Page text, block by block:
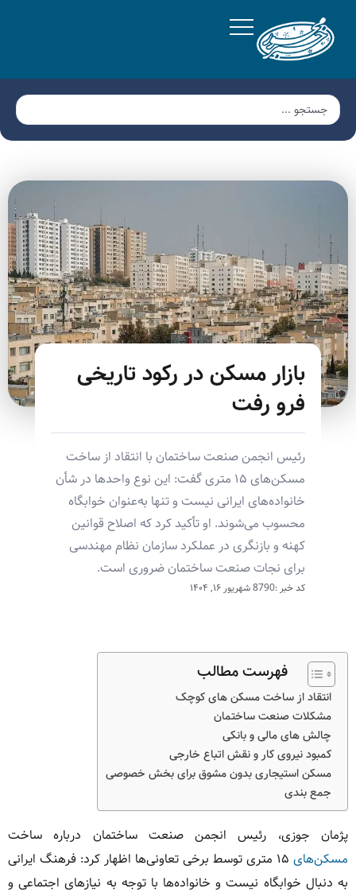
بازار مسکن در رکود تاریخی
فرو رفت
رئیس انجمن صنعت ساختمان با انتقاد از ساخت
مسکن‌های ۱۵ متری گفت: این نوع واحدها در شأن
خانواده‌های ایرانی نیست و تنها به‌عنوان خوابگاه
محسوب می‌شوند. او تأکید کرد که اصلاح قوانین
کهنه و بازنگری در عملکرد سازمان نظام مهندسی
برای نجات صنعت ساختمان ضروری است.
کد خبر :8790 شهریور ۱۶, ۱۴۰۴
فهرست مطالب
انتقاد از ساخت مسکن‌ های کوچک
مشکلات صنعت ساختمان
چالش‌ های مالی و بانکی
کمبود نیروی کار و نقش اتباع خارجی
مسکن استیجاری بدون مشوق برای بخش خصوصی
جمع‌ بندی
پژمان جوزی، رئیس انجمن صنعت ساختمان درباره ساخت
مسکن‌های
۱۵ متری توسط برخی تعاونی‌ها اظهار کرد: فرهنگ ایرانی
به دنبال خوابگاه نیست و خانواده‌ها با توجه به نیازهای اجتماعی و